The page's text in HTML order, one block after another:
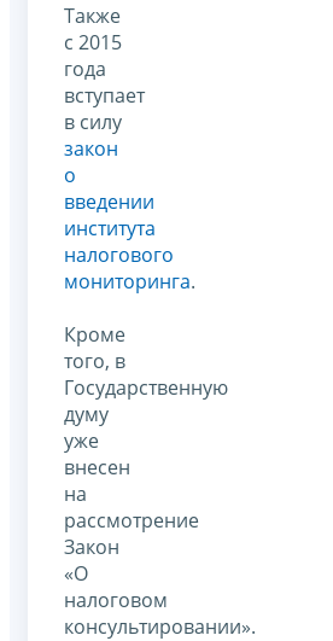
Также
с 2015
года
вступает
в силу
закон
о
введении
института
налогового
мониторинга.
Кроме
того, в
Государственную
думу
уже
внесен
на
рассмотрение
Закон
«О
налоговом
консультировании».